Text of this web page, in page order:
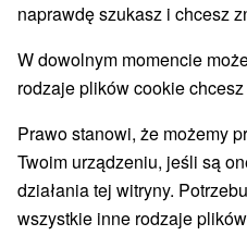
WSZYSTKO
naprawdę szukasz i chcesz
W dowolnym momencie
rodzaje plików cookie
Prawo stanowi, że możemy
Twoim urządzeniu, jeśli są
działania tej witryny.
wszystkie inne rodzaje